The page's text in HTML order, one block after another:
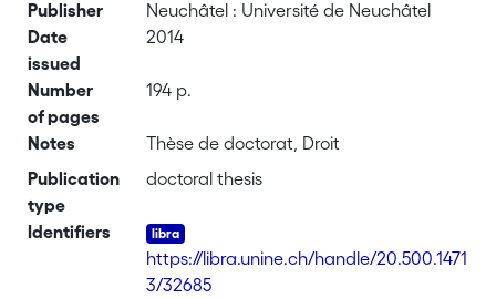
Publisher
Neuchâtel : Université de Neuchâtel
Date
issued
2014
Number
of pages
194 p.
Notes
Thèse de doctorat, Droit
Publication
type
doctoral thesis
Identifiers
https://libra.unine.ch/handle/20.500.1471
3/32685